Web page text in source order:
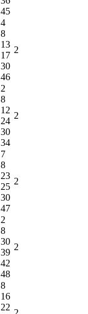
45
4
8
13
17
30
46
2
2
8
12
24
30
34
2
7
8
23
25
30
47
2
2
8
30
39
42
48
2
8
16
22